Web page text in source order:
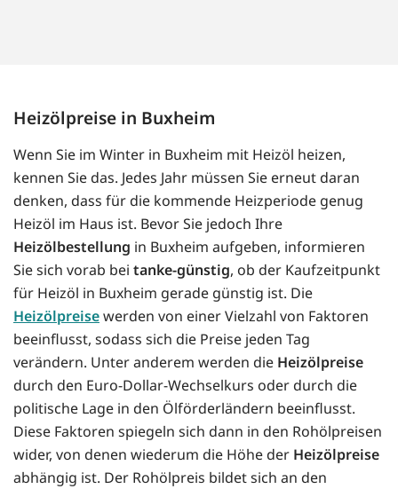
Heizölpreise in Buxheim
Wenn Sie im Winter in Buxheim mit Heizöl heizen,
kennen Sie das. Jedes Jahr müssen Sie erneut daran
denken, dass für die kommende Heizperiode genug
Heizöl im Haus ist. Bevor Sie jedoch Ihre
Heizölbestellung in Buxheim aufgeben, informieren
Sie sich vorab bei tanke-günstig, ob der Kaufzeitpunkt
für Heizöl in Buxheim gerade günstig ist. Die
Heizölpreisewerden von einer Vielzahl von Faktoren
beeinflusst, sodass sich die Preise jeden Tag
verändern. Unter anderem werden die Heizölpreise
durch den Euro-Dollar-Wechselkurs oder durch die
politische Lage in den Ölförderländern beeinflusst.
Diese Faktoren spiegeln sich dann in den Rohölpreisen
wider, von denen wiederum die Höhe der Heizölpreise
abhängig ist. Der Rohölpreis bildet sich an den